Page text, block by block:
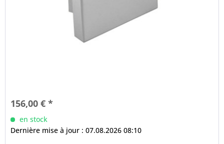
156,00 € *
en stock
Dernière mise à jour : 07.08.2026 08:10